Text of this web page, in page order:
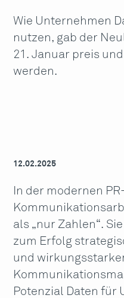
Wie Unternehmen
nutzen, gab der
21. Januar preis
werden.
12.02.2025
In der modernen
als „nur Zahlen“.
zum Erfolg
und
Potenzial Daten für